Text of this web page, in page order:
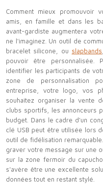
Comment mieux promouvoir
amis, en famille et dans les
avant-gardiste augmentera
ne l'imaginez. Un outil de
bracelet silicone, ou slapbands
pouvoir être personnalisée.
identifier les participants de
zone de personnalisation
entreprise, votre logo, vos
souhaitez organiser la vente
clubs sportifs, les annonceurs
budget. Dans le cadre d'un
clé USB peut être utilisée lors
outil de fidélisation
graver votre message sur une
sur la zone fermoir du
s'avère être une excellente
données tout en restant stylé.